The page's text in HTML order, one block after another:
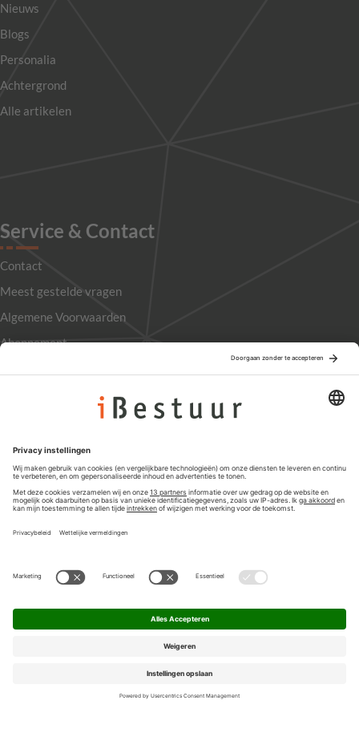
Nieuws
Blogs
Personalia
Achtergrond
Alle artikelen
Service & Contact
Contact
Meest gestelde vragen
Algemene Voorwaarden
Abonnement
Privacyinstellingen